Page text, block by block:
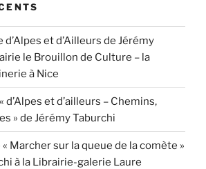
et d’Ailleurs de Jérémy
le Brouillon de Culture – la
à Nice
d’Alpes et d’ailleurs – Chemins,
» de Jérémy Taburchi
Marcher sur la queue de la comète »
à la Librairie-galerie Laure